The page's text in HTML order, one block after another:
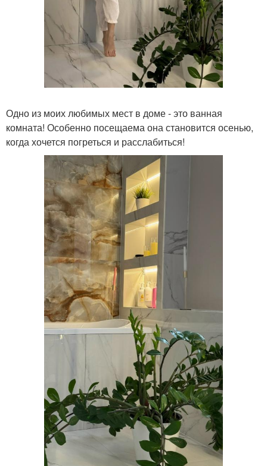
Одно из моих любимых мест в доме - это ванная
комната! Особенно посещаема она становится осенью,
когда хочется погреться и расслабиться!